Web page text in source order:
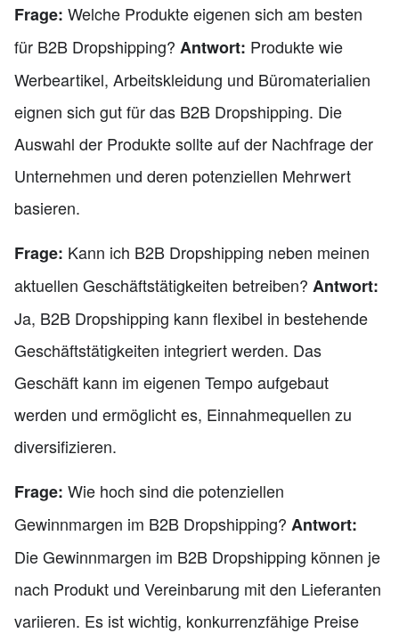
Frage: Welche Produkte eigenen sich am besten
für B2B Dropshipping? Antwort: Produkte wie
Werbeartikel, Arbeitskleidung und Büromaterialien
eignen sich gut für das B2B Dropshipping. Die
Auswahl der Produkte sollte auf der Nachfrage der
Unternehmen und deren potenziellen Mehrwert
basieren.
Frage: Kann ich B2B Dropshipping neben meinen
aktuellen Geschäftstätigkeiten betreiben? Antwort:
Ja, B2B Dropshipping kann flexibel in bestehende
Geschäftstätigkeiten integriert werden. Das
Geschäft kann im eigenen Tempo aufgebaut
werden und ermöglicht es, Einnahmequellen zu
diversifizieren.
Frage: Wie hoch sind die potenziellen
Gewinnmargen im B2B Dropshipping? Antwort:
Die Gewinnmargen im B2B Dropshipping können je
nach Produkt und Vereinbarung mit den Lieferanten
variieren. Es ist wichtig, konkurrenzfähige Preise